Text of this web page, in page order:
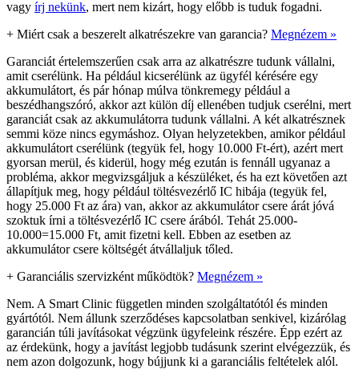
vagy írj nekünk, mert nem kizárt, hogy előbb is tuduk fogadni.
+ Miért csak a beszerelt alkatrészekre van garancia? Megnézem »
Garanciát értelemszerűen csak arra az alkatrészre tudunk vállalni,
amit cserélünk. Ha például kicserélünk az ügyfél kérésére egy
akkumulátort, és pár hónap múlva tönkremegy például a
beszédhangszóró, akkor azt külön díj ellenében tudjuk cserélni, mert
garanciát csak az akkumulátorra tudunk vállalni. A két alkatrésznek
semmi köze nincs egymáshoz. Olyan helyzetekben, amikor például
akkumulátort cserélünk (tegyük fel, hogy 10.000 Ft-ért), azért mert
gyorsan merül, és kiderül, hogy még ezután is fennáll ugyanaz a
probléma, akkor megvizsgáljuk a készüléket, és ha ezt követően azt
állapítjuk meg, hogy például töltésvezérlő IC hibája (tegyük fel,
hogy 25.000 Ft az ára) van, akkor az akkumulátor csere árát jóvá
szoktuk írni a töltésvezérlő IC csere árából. Tehát 25.000-
10.000=15.000 Ft, amit fizetni kell. Ebben az esetben az
akkumulátor csere költségét átvállaljuk tőled.
+ Garanciális szervizként működtök? Megnézem »
Nem. A Smart Clinic független minden szolgáltatótól és minden
gyártótól. Nem állunk szerződéses kapcsolatban senkivel, kizárólag
garancián túli javításokat végzünk ügyfeleink részére. Épp ezért az
az érdekünk, hogy a javítást legjobb tudásunk szerint elvégezzük, és
nem azon dolgozunk, hogy bújjunk ki a garanciális feltételek alól.